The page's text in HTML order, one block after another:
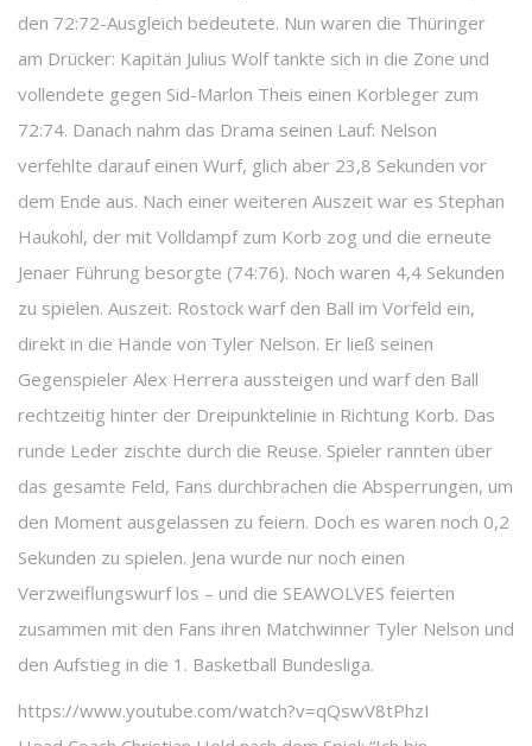
den 72:72-Ausgleich bedeutete. Nun waren die Thüringer
am Drücker: Kapitän Julius Wolf tankte sich in die Zone und
vollendete gegen Sid-Marlon Theis einen Korbleger zum
72:74. Danach nahm das Drama seinen Lauf: Nelson
verfehlte darauf einen Wurf, glich aber 23,8 Sekunden vor
dem Ende aus. Nach einer weiteren Auszeit war es Stephan
Haukohl, der mit Volldampf zum Korb zog und die erneute
Jenaer Führung besorgte (74:76). Noch waren 4,4 Sekunden
zu spielen. Auszeit. Rostock warf den Ball im Vorfeld ein,
direkt in die Hände von Tyler Nelson. Er ließ seinen
Gegenspieler Alex Herrera aussteigen und warf den Ball
rechtzeitig hinter der Dreipunktelinie in Richtung Korb. Das
runde Leder zischte durch die Reuse. Spieler rannten über
das gesamte Feld, Fans durchbrachen die Absperrungen, um
den Moment ausgelassen zu feiern. Doch es waren noch 0,2
Sekunden zu spielen. Jena wurde nur noch einen
Verzweiflungswurf los – und die SEAWOLVES feierten
zusammen mit den Fans ihren Matchwinner Tyler Nelson und
den Aufstieg in die 1. Basketball Bundesliga.
https://www.youtube.com/watch?v=qQswV8tPhzI